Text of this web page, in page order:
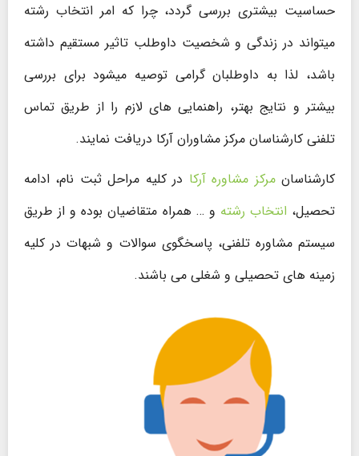
حساسیت بیشتری بررسی گردد، چرا که امر انتخاب رشته
میتواند در زندگی و شخصیت داوطلب تاثیر مستقیم داشته
باشد، لذا به داوطلبان گرامی توصیه میشود برای بررسی
بیشتر و نتایج بهتر، راهنمایی های لازم را از طریق تماس
تلفنی کارشناسان مرکز مشاوران آرکا دریافت نمایند.
کارشناسانمرکز مشاوره آرکا در کلیه مراحل ثبت نام، ادامه
تحصیل، انتخاب رشته و … همراه متقاضیان بوده و از طریق
سیستم مشاوره تلفنی، پاسخگوی سوالات و شبهات در کلیه
زمینه های تحصیلی و شغلی می باشند.